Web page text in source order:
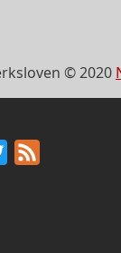
© 2020
Twitter